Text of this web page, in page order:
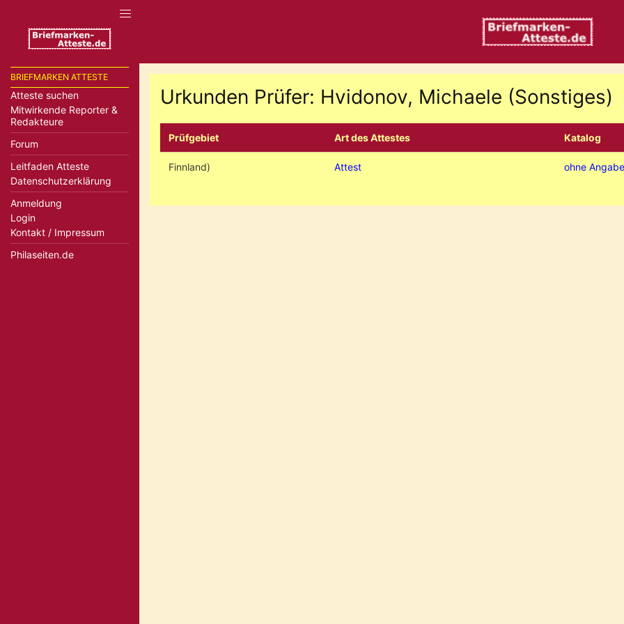
BRIEFMARKEN ATTESTE
Atteste suchen
Mitwirkende Reporter &
Redakteure
Forum
Leitfaden Atteste
Datenschutzerklärung
Anmeldung
Login
Kontakt / Impressum
Philaseiten.de
Urkunden Prüfer: Hvidonov, Michaele (Sonstiges)
Prüfgebiet Art des Attestes Katalog
Finnland) Attest ohne Angabe